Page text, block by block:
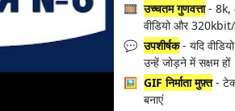
🎞️ उच्चतम गुणवत्ता- 8k,
वीडियो और
💬 उपशीर्षक- यदि
उन्हें जोड़ने में सक्षम हों
🖼️ GIF निर्माता मुफ़्त-
बनाएं